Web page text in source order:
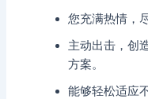
您充满热情，
主动出击，创
方案。
能够轻松适应